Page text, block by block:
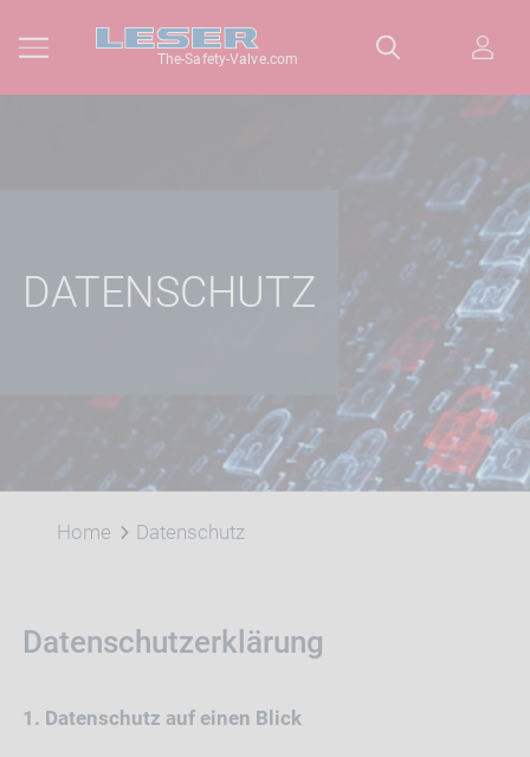
The-Safety-Valve.com
DATENSCHUTZ
Home Datenschutz
Datenschutzerklärung
1. Datenschutz auf einen Blick